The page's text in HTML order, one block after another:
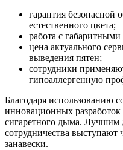
гарантия безопасной
естественного цвета;
работа с
цена актуального
выведения пятен;
сотрудники
гипоаллергенную
Благодаря использованию
инновационных разработок
сигаретного дыма. Лучшим
сотрудничества
занавески.